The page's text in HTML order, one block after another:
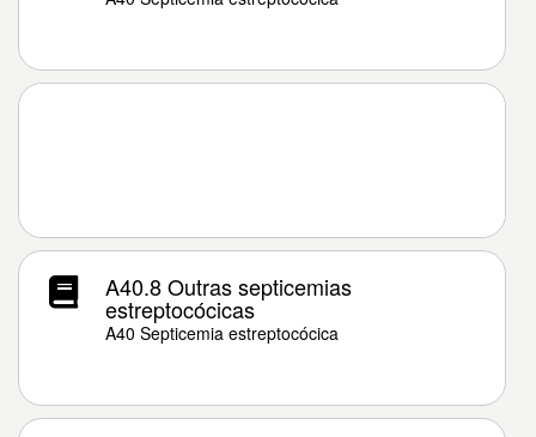
A40.8 Outras septicemias
estreptocócicas
A40 Septicemia estreptocócica